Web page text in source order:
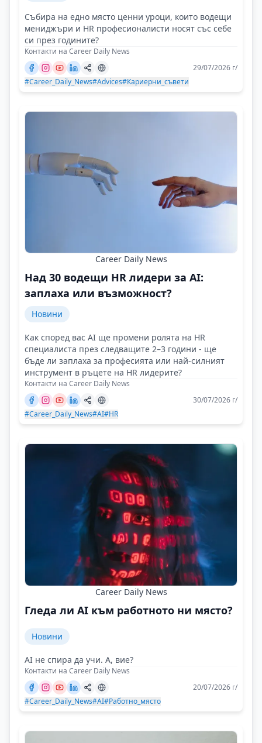
Събира на едно място ценни уроци, които водещи
мениджъри и HR професионалисти носят със себе
си през годините?
Контакти на Career Daily News
29/07/2026 г/
#Career_Daily_News#Advices#Кариерни_съвети
Career Daily News
Над 30 водещи HR лидери за AI:
заплаха или възможност?
Новини
Как според вас AI ще промени ролята на HR
специалиста през следващите 2–3 години - ще
бъде ли заплаха за професията или най-силният
инструмент в ръцете на HR лидерите?
Контакти на Career Daily News
30/07/2026 г/
#Career_Daily_News#AI#HR
Career Daily News
Гледа ли AI към работното ни място?
Новини
AI не спира да учи. А, вие?
Контакти на Career Daily News
20/07/2026 г/
#Career_Daily_News#AI#Работно_място